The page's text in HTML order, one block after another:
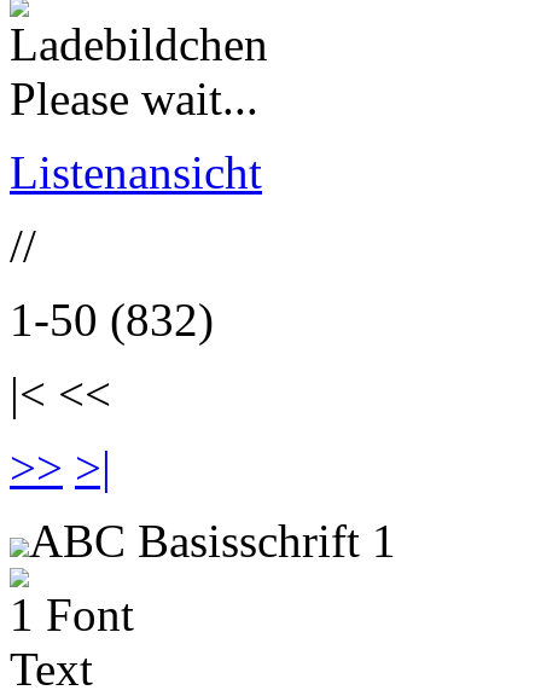
Please wait...
Listenansicht
//
1-50 (832)
|< <<
>> >|
ABC Basisschrift 1
1 Font
Text